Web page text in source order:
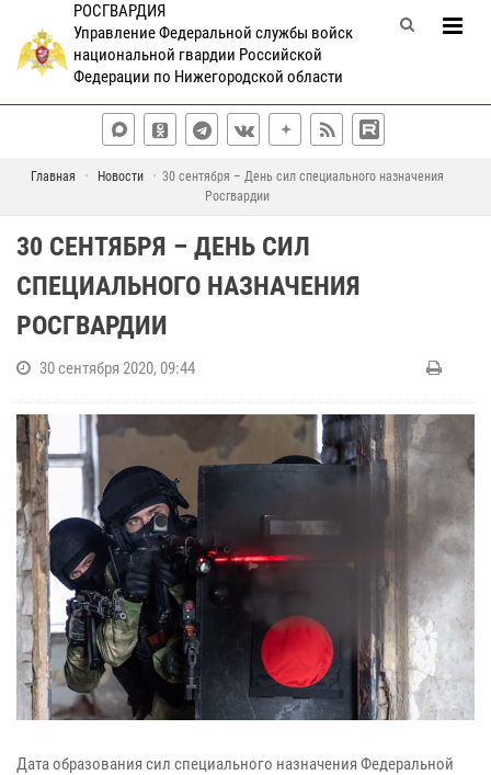
РОСГВАРДИЯ
Управление Федеральной службы войск
национальной гвардии Российской
Федерации по Нижегородской области
Главная Новости
30 сентября – День сил специального назначения
Росгвардии
30 СЕНТЯБРЯ – ДЕНЬ СИЛ
СПЕЦИАЛЬНОГО НАЗНАЧЕНИЯ
РОСГВАРДИИ
30 сентября 2020, 09:44
Дата образования сил специального назначения Федеральной